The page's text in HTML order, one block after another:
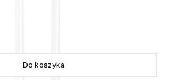
Do koszyka